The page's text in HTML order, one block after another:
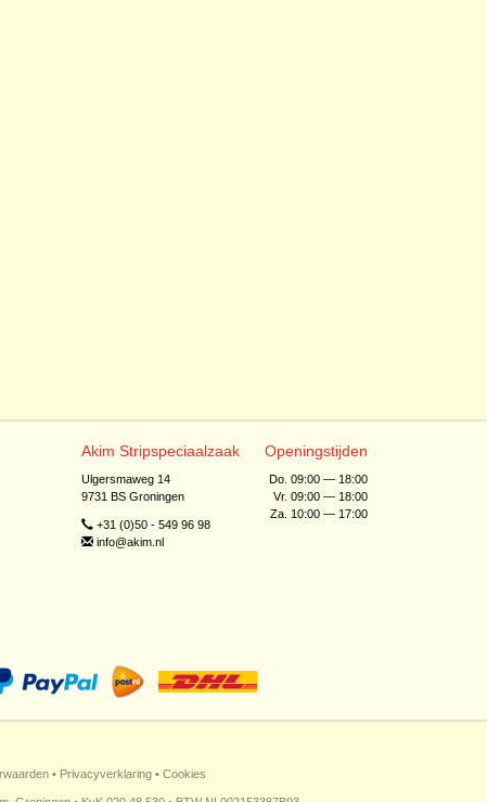
Akim Stripspeciaalzaak
Ulgersmaweg 14
9731 BS Groningen
+31 (0)50 - 549 96 98
info@akim.nl
Openingstijden
Do. 09:00 — 18:00
Vr. 09:00 — 18:00
Za. 10:00 — 17:00
• Privacyverklaring • Cookies